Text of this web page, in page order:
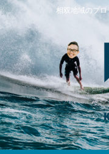
相双地域のプ